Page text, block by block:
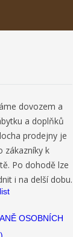
dovozem a
a doplňků
prodejny je
zákazníky k
Po dohodě lze
i na delší dobu.
OSOBNÍCH